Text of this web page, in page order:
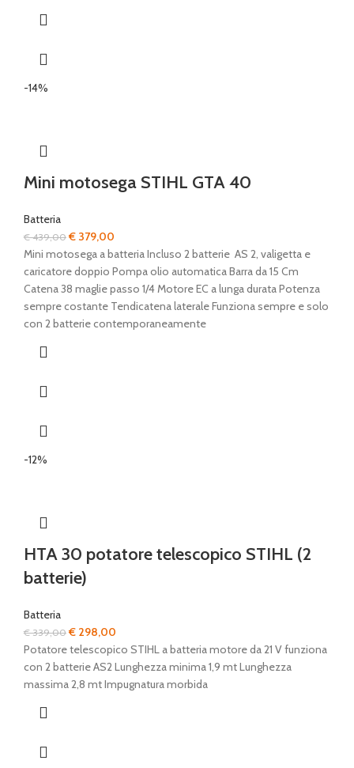
-14%
Mini motosega STIHL GTA 40
Batteria
€439,00Il
prezzo
originale
era:
€ 439,00.
€ 379,00
prezzo
attuale
è:
€ 379,00.
Mini motosega a batteria Incluso 2 batterie AS 2, valigetta e
caricatore doppio Pompa olio automatica Barra da 15 Cm
Catena 38 maglie passo 1/4 Motore EC a lunga durata Potenza
sempre costante Tendicatena laterale Funziona sempre e solo
con 2 batterie contemporaneamente
-12%
HTA 30 potatore telescopico STIHL (2
batterie)
Batteria
€339,00Il
prezzo
originale
era:
€ 298,00
prezzo
attuale
è:
Potatore telescopico STIHL a batteria motore da 21 V funziona
con 2 batterie AS2 Lunghezza minima 1,9 mt Lunghezza
massima 2,8 mt Impugnatura morbida